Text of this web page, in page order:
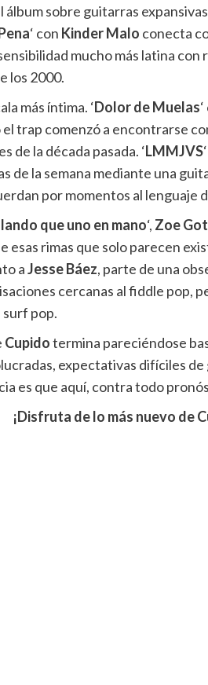
sobre guitarras
‘ con Kinder Malo conecta
mucho más latina
los 2000.
más íntima. ‘Dolor de Muelas
trap comenzó a encontrarse
de la década pasada. ‘LMMJVS
de la semana mediante una
por momentos al lenguaje
que uno en mano‘, Zoe
esas rimas que solo parecen
aJesse Báez, parte de una
cercanas al fiddle pop,
pop.
Cupidotermina pareciéndose
expectativas difíciles
es que aquí, contra todo
¡Disfruta de lo más nuevo de